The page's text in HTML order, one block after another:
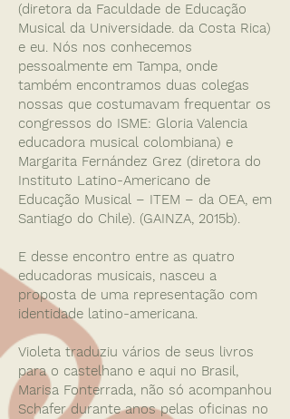
(diretora da Faculdade de Educação
Musical da Universidade. da Costa Rica)
e eu. Nós nos conhecemos
pessoalmente em Tampa, onde
também encontramos duas colegas
nossas que costumavam frequentar os
congressos do ISME: Gloria Valencia
educadora musical colombiana) e
Margarita Fernández Grez (diretora do
Instituto Latino-Americano de
Educação Musical – ITEM – da OEA, em
Santiago do Chile). (GAINZA, 2015b).
E desse encontro entre as quatro
educadoras musicais, nasceu a
proposta de uma representação com
identidade latino-americana.
Violeta traduziu vários de seus livros
para o castelhano e aqui no Brasil,
Marisa Fonterrada, não só acompanhou
Schafer durante anos pelas oficinas no